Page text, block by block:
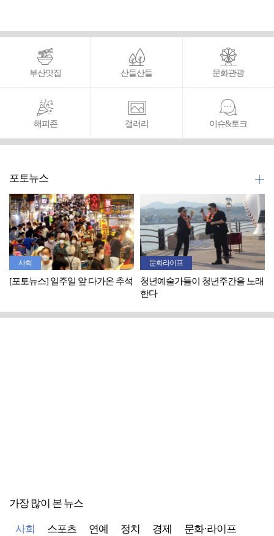
부산맛집 산들산들 문화관광
해피존 갤러리 이슈&토크
포토뉴스
사회
[포토뉴스] 일주일 앞 다가온 추석
문화라이프
청년예술가들이 청년주간을 노래
한다
가장 많이 본 뉴스
사회 스포츠 연예 정치 경제 문화·라이프